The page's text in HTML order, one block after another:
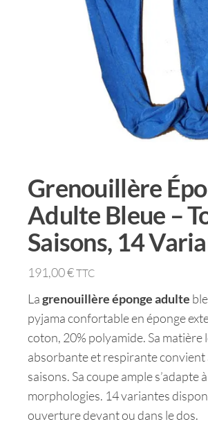
Grenouillère
Adulte Bleue –
Saisons, 14
191,00€TTC
Lagrenouillère éponge adulte
pyjama confortable en éponge
coton, 20% polyamide. Sa matière
absorbante et respirante convient
saisons. Sa coupe ample s’adapte
morphologies. 14 variantes
ouverture devant ou dans le dos.